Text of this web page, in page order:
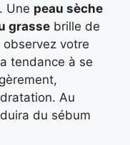
Une peau sèche
grasse brille de
votre
tendance à se
Au
du sébum